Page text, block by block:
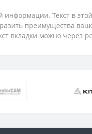
Текст в
преимущества
вкладки можно через